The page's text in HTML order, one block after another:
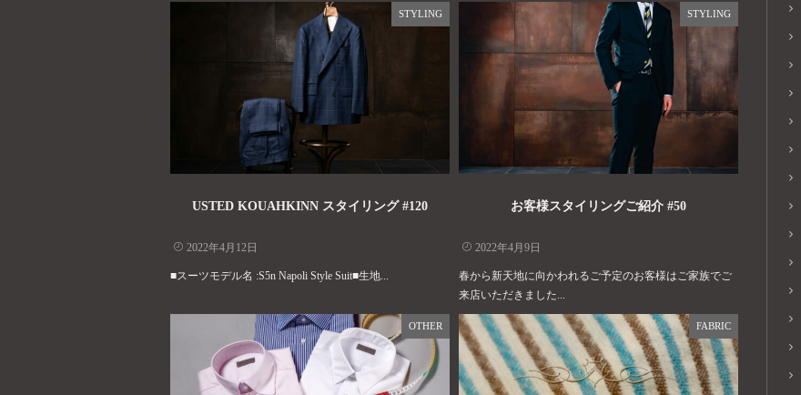
STYLING
USTED KOUAHKINN スタイリング #120
2022年4月12日
■スーツモデル名 :S5n Napoli Style Suit■生地...
STYLING
お客様スタイリングご紹介 #50
2022年4月9日
春から新天地に向かわれるご予定のお客様はご家族でご
来店いただきました...
OTHER FABRIC